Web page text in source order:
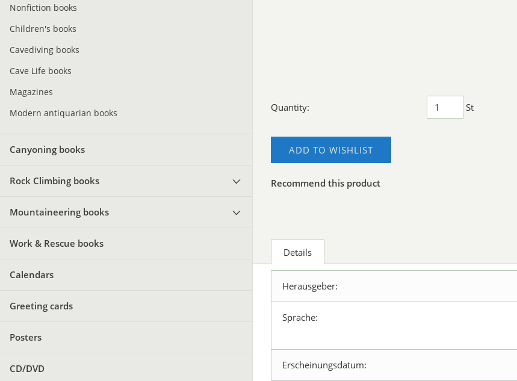
Nonfiction books
Children's books
Cavediving books
Cave Life books
Magazines
Modern antiquarian books
Canyoning books
Rock Climbing books
Mountaineering books
Work & Rescue books
Calendars
Greeting cards
Posters
CD/DVD
Quantity: St
ADD TO WISHLIST
Recommend this product
Details
Herausgeber:
Sprache:
Erscheinungsdatum: